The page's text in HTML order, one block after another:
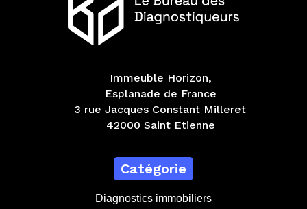
Immeuble Horizon,
Esplanade de France
3 rue Jacques Constant Milleret
42000 Saint Etienne
Catégorie
Diagnostics immobiliers